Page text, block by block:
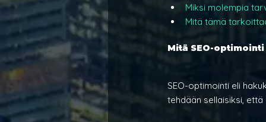
Miksi molempia
Mitä tämä
Mitä SEO-
SEO-optimointi eli
tehdään sellaisiksi,